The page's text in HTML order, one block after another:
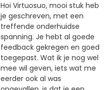
Hoi Virtuosuo, mooi stuk heb
je geschreven, met een
treffende onderhuidse
spanning. Je hebt al goede
feedback gekregen en goed
toegepast. Wat ik je nog wel
mee wil geven, iets wat me
eerder ook al was